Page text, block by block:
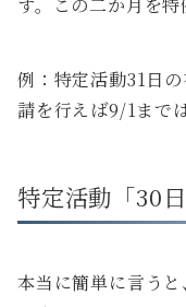
例：特定活動31日
請を行えば9/1まで
特定活動「30
本当に簡単に言う